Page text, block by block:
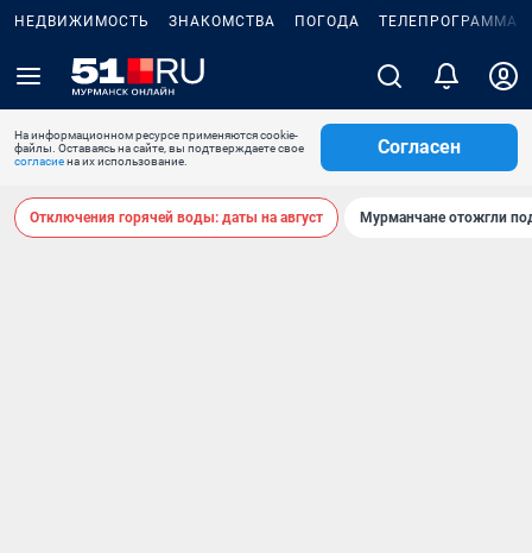
НЕДВИЖИМОСТЬ ЗНАКОМСТВА ПОГОДА ТЕЛЕПРОГРАММА
На информационном ресурсе применяются cookie-
файлы. Оставаясь на сайте, вы подтверждаете свое
согласиена их использование.
Согласен
Отключения горячей воды: даты на август Мурманчане отожгли